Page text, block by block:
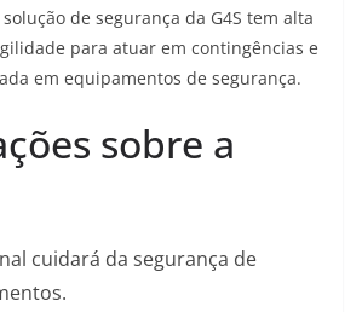
de segurança da G4S tem alta
para atuar em contingências e
em equipamentos de segurança.
sobre a
cuidará da segurança de